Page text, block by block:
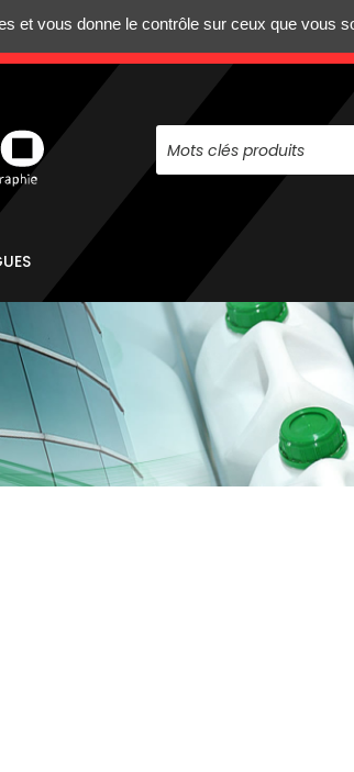
PAS À NOUS CONTACTER AU
et vous donne le contrôle sur ceux que vous